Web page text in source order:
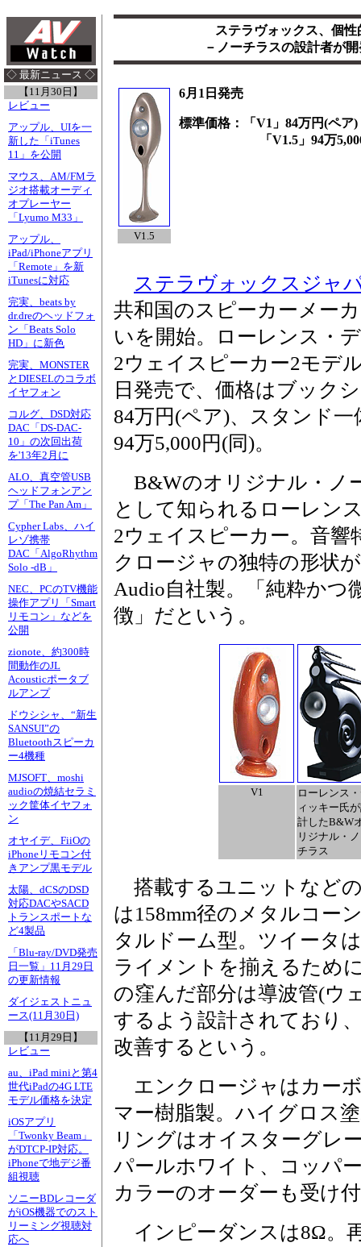
◇ 最新ニュース ◇
【11月30日】
レビュー
アップル、UIを一
新した「iTunes
11」を公開
マウス、AM/FMラ
ジオ搭載オーディ
オプレーヤー
「Lyumo M33」
アップル、
iPad/iPhoneアプリ
「Remote」を新
iTunesに対応
完実、beats by
dr.dreのヘッドフォ
ン「Beats Solo
HD」に新色
完実、MONSTER
とDIESELのコラボ
イヤフォン
コルグ、DSD対応
DAC「DS-DAC-
10」の次回出荷
を'13年2月に
ALO、真空管USB
ヘッドフォンアン
プ「The Pan Am」
Cypher Labs、ハイ
レゾ携帯
DAC「AlgoRhythm
Solo -dB」
NEC、PCのTV機能
操作アプリ「Smart
リモコン」などを
公開
zionote、約300時
間動作のJL
Acousticポータブ
ルアンプ
ドウシシャ、“新生
SANSUI”の
Bluetoothスピーカ
ー4機種
MJSOFT、moshi
audioの焼結セラミ
ック筐体イヤフォ
ン
オヤイデ、FiiOの
iPhoneリモコン付
きアンプ黒モデル
太陽、dCSのDSD
対応DACやSACD
トランスポートな
ど4製品
「Blu-ray/DVD発売
日一覧」11月29日
の更新情報
ダイジェストニュ
ース(11月30日)
【11月29日】
レビュー
au、iPad miniと第4
世代iPadの4G LTE
モデル価格を決定
iOSアプリ
「Twonky Beam」
がDTCP-IP対応。
iPhoneで地デジ番
組視聴
ソニーBDレコーダ
がiOS機器でのスト
リーミング視聴対
応へ
ステラヴォックス、個
－ノーチラスの設計者が
V1.5
6月1日発売
標準価格：「V1」84万円(ペア)
「V1.5」94万5,000
ステラヴォックスジャ
共和国のスピーカーメー
いを開始。ローレンス・
2ウェイスピーカー2モデ
日発売で、価格はブック
84万円(ペア)、スタンド
94万5,000円(同)。
B&Wのオリジナル・ノ
として知られるローレン
2ウェイスピーカー。音
クロージャの独特の形状
Audio自社製。「純粋かつ
徴」だという。
V1
ローレンス
ィッキー氏
計したB&W
リジナル・
チラス
搭載するユニットなど
は158mm径のメタルコー
タルドーム型。ツイータ
ライメントを揃えるため
の窪んだ部分は導波管(ウ
するよう設計されており
改善するという。
エンクロージャはカー
マー樹脂製。ハイグロス
リングはオイスターグレ
パールホワイト、コッパ
カラーのオーダーも受け
インピーダンスは8Ω。